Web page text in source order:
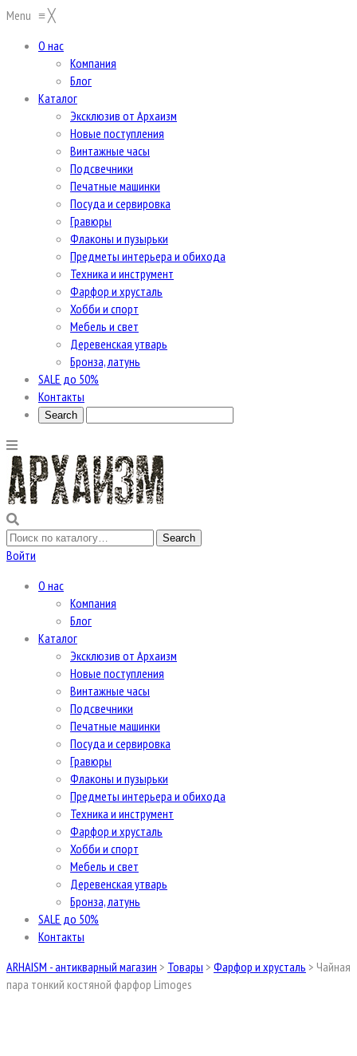
Menu ≡╳
О нас
Компания
Блог
Каталог
Эксклюзив от Архаизм
Новые поступления
Винтажные часы
Подсвечники
Печатные машинки
Посуда и сервировка
Гравюры
Флаконы и пузырьки
Предметы интерьера и обихода
Техника и инструмент
Фарфор и хрусталь
Хобби и спорт
Мебель и свет
Деревенская утварь
Бронза, латунь
SALE до 50%
Контакты
Войти
О нас
Компания
Блог
Каталог
Эксклюзив от Архаизм
Новые поступления
Винтажные часы
Подсвечники
Печатные машинки
Посуда и сервировка
Гравюры
Флаконы и пузырьки
Предметы интерьера и обихода
Техника и инструмент
Фарфор и хрусталь
Хобби и спорт
Мебель и свет
Деревенская утварь
Бронза, латунь
SALE до 50%
Контакты
ARHAISM - антикварный магазин > Товары > Фарфор и хрусталь > Чайная
пара тонкий костяной фарфор Limoges